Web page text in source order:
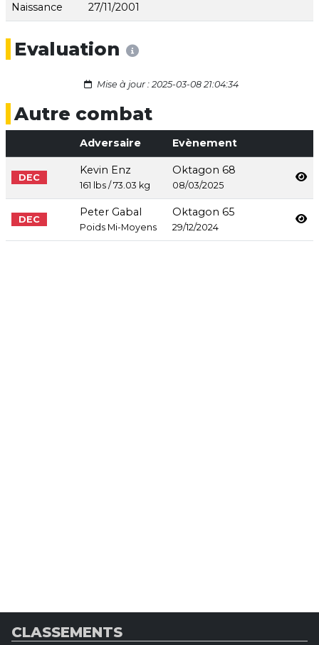
Naissance 27/11/2001
Evaluation
Mise à jour : 2025-03-08 21:04:34
Autre combat
Adversaire Evènement
DEC
Kevin Enz
161 lbs / 73.03 kg
Oktagon 68
08/03/2025
DEC
Peter Gabal
Poids Mi-Moyens
Oktagon 65
29/12/2024
CLASSEMENTS